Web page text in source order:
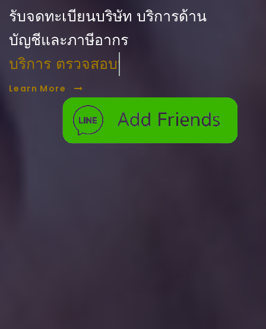
รับจดทะเบียนบริษัท บริการด้าน
บัญชีและภาษีอากร
บริการ ตรวจสอบบัญชี
Learn More